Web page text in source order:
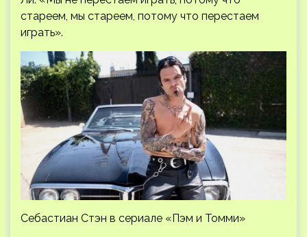
стареем, мы стареем, потому что перестаем
играть».
Себастиан Стэн в сериале «Пэм и Томми»